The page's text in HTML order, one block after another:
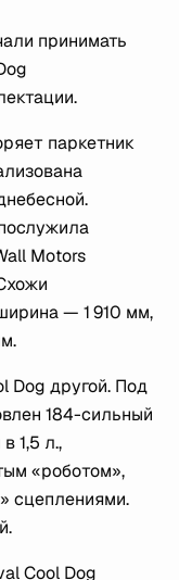
принимать
паркетник
Motors
— 1 910 мм,
Dog другой. Под
184-cильный
1,5 л.,
«роботом»,
сцеплениями.
Cool Dog